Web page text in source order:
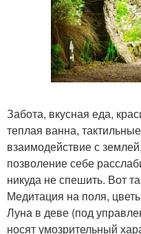
Забота, вкусная еда,
теплая ванна,
взаимодействие с
позволение себе
никуда не спешить. Вот
Медитация на поля,
Луна в деве (под
носят умозрительный